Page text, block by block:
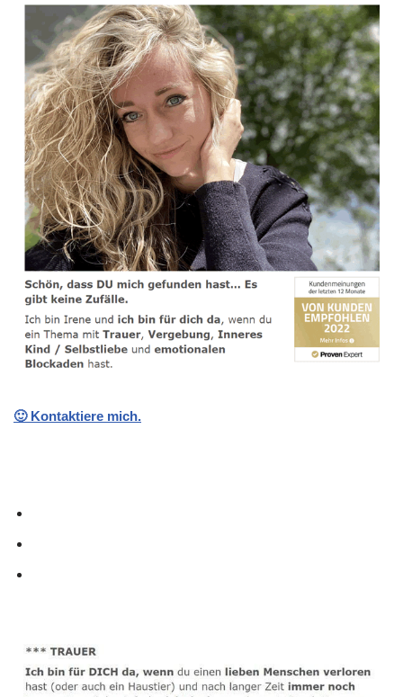
🙂 Kontaktiere mich.